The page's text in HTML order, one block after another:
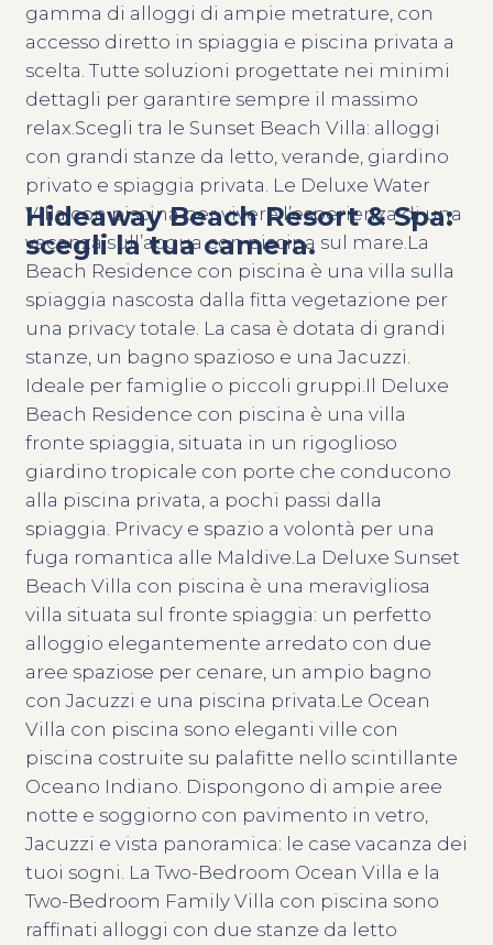
Hideaway Beach Resort & Spa:
scegli la tua camera.
gamma di alloggi di ampie metrature, con
accesso diretto in spiaggia e piscina privata a
scelta. Tutte soluzioni progettate nei minimi
dettagli per garantire sempre il massimo
relax.Scegli tra le Sunset Beach Villa: alloggi
con grandi stanze da letto, verande, giardino
privato e spiaggia privata. Le Deluxe Water
Villa con piscina per vivere l’esperienza di una
vacanza sull’acqua con piscina sul mare.La
Beach Residence con piscina è una villa sulla
spiaggia nascosta dalla fitta vegetazione per
una privacy totale. La casa è dotata di grandi
stanze, un bagno spazioso e una Jacuzzi.
Ideale per famiglie o piccoli gruppi.Il Deluxe
Beach Residence con piscina è una villa
fronte spiaggia, situata in un rigoglioso
giardino tropicale con porte che conducono
alla piscina privata, a pochi passi dalla
spiaggia. Privacy e spazio a volontà per una
fuga romantica alle Maldive.La Deluxe Sunset
Beach Villa con piscina è una meravigliosa
villa situata sul fronte spiaggia: un perfetto
alloggio elegantemente arredato con due
aree spaziose per cenare, un ampio bagno
con Jacuzzi e una piscina privata.Le Ocean
Villa con piscina sono eleganti ville con
piscina costruite su palafitte nello scintillante
Oceano Indiano. Dispongono di ampie aree
notte e soggiorno con pavimento in vetro,
Jacuzzi e vista panoramica: le case vacanza dei
tuoi sogni. La Two-Bedroom Ocean Villa e la
Two-Bedroom Family Villa con piscina sono
raffinati alloggi con due stanze da letto